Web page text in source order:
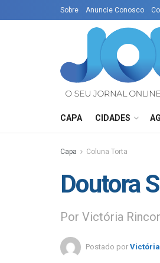
Sobre Anuncie Conosco
CAPA CIDADES
Capa Coluna Torta
Doutora
Por Victória
Postado por